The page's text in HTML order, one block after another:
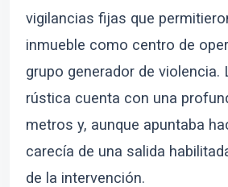
vigilancias fijas que
inmueble como centro de
grupo generador de violencia.
rústica cuenta con una
metros y, aunque apuntaba
carecía de una salida
de la intervención.